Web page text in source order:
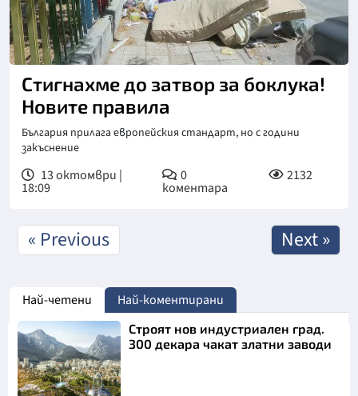
Стигнахме до затвор за боклука!
Новите правила
България прилага европейския стандарт, но с години
закъснение
13 октомври |
18:09
0
коментара
2132
« Previous Next »
Най-четени Най-коментирани
Строят нов индустриален град.
300 декара чакат златни заводи